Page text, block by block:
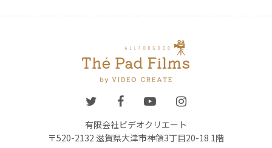
有限会社ビデオクリエート
〒520-2132 滋賀県大津市神領3丁目20-18 1階